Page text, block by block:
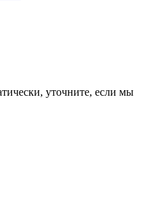
уточните, если мы